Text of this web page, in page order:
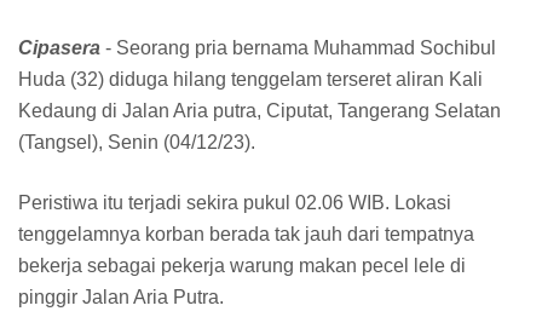
Cipasera - Seorang pria bernama Muhammad Sochibul
Huda (32) diduga hilang tenggelam terseret aliran Kali
Kedaung di Jalan Aria putra, Ciputat, Tangerang Selatan
(Tangsel), Senin (04/12/23).
Peristiwa itu terjadi sekira pukul 02.06 WIB. Lokasi
tenggelamnya korban berada tak jauh dari tempatnya
bekerja sebagai pekerja warung makan pecel lele di
pinggir Jalan Aria Putra.